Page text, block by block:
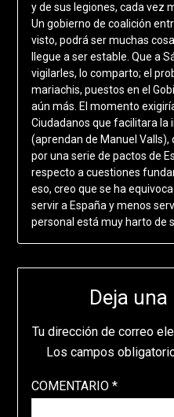
y de sus legiones, cada vez
Un gobierno de coalición
visto, podrá ser muchas
llegue a ser estable. Que a
vigilarles, lo comparto; el
mariachis, puestos en el
aún más. El momento
Ciudadanos que facilitara la
(aprendan de Manuel
por una serie de pactos de
respecto a cuestiones
eso, creo que se ha
servir a España y menos
personal está muy harto de
Deja
Tu dirección de correo
Los campos
COMENTARIO *